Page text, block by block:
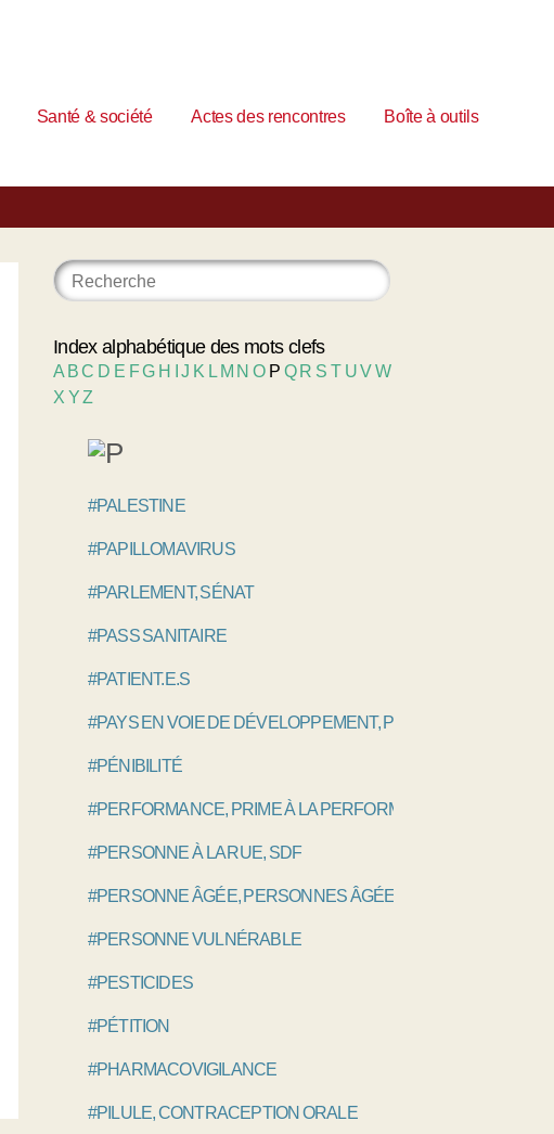
Santé & société Actes des rencontres
Boîte à outils
Index alphabétique des mots clefs
A BC D E FG H IJ K L M NO P Q R S T UVW
X YZ
#PALESTINE
#PAPILLOMAVIRUS
#PARLEMENT, SÉNAT
#PASS SANITAIRE
#PATIENT.E.S
#PAYS EN VOIE DE DÉVELOPPEMENT, PVD
#PÉNIBILITÉ
#PERFORMANCE, PRIME À LA PERFORMANCE, P4P
#PERSONNE À LA RUE, SDF
#PERSONNE ÂGÉE, PERSONNES ÂGÉES
#PERSONNE VULNÉRABLE
#PESTICIDES
#PÉTITION
#PHARMACOVIGILANCE
#PILULE, CONTRACEPTION ORALE